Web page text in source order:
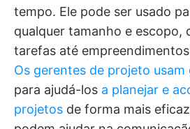
tempo. Ele pode ser usado
qualquer tamanho e escopo,
tarefas até
Os gerentes de projeto
para ajudá-los a planejar e
projetos de forma mais